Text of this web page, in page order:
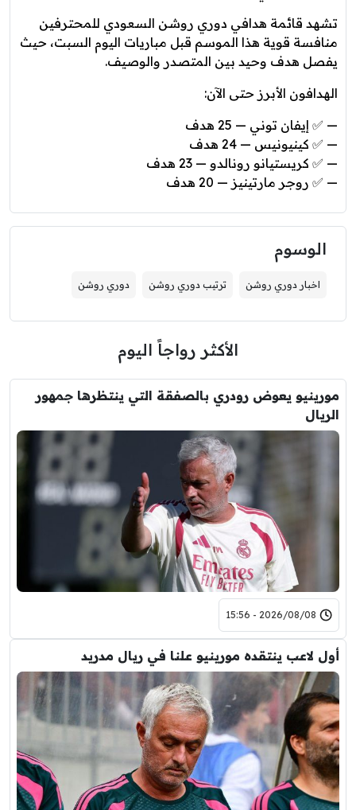
تشهد قائمة هدافي دوري روشن السعودي للمحترفين
منافسة قوية هذا الموسم قبل مباريات اليوم السبت، حيث
يفصل هدف وحيد بين المتصدر والوصيف.
الهدافون الأبرز حتى الآن:
— ✅ إيفان توني — 25 هدف
— ✅ كينيونيس — 24 هدف
— ✅ كريستيانو رونالدو — 23 هدف
— ✅ روجر مارتينيز — 20 هدف
الوسوم
اخبار دوري روشن ترتيب دوري روشن دوري روشن
الأكثر رواجاً اليوم
مورينيو يعوض رودري بالصفقة التي ينتظرها جمهور
الريال
2026/08/08 - 15:56
أول لاعب ينتقده مورينيو علنا في ريال مدريد